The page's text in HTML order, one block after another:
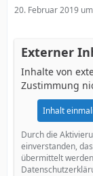
20. Februar 2019
Externer
Inhalte von
Zustimmung
Inhalt
Durch die
einverstanden,
übermittelt